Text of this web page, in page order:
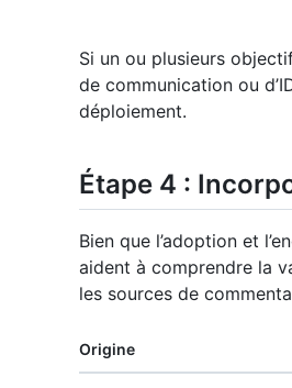
Si un ou plusieurs
de communication ou
déploiement.
Étape 4 :
Bien que l’adoption et
aident à comprendre la
les sources de
Origine